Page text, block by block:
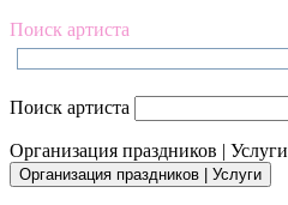
Поиск артиста
Поиск артиста
Организация праздников | Услуги
Организация праздников | Услуги